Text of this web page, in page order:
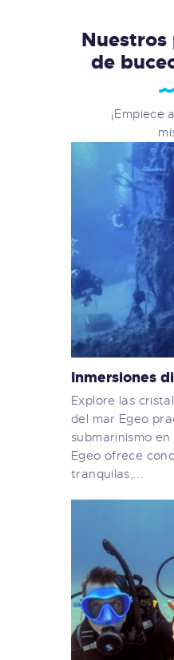
de
¡Empiece
Inmersiones
Explore las
del mar Egeo
submarinismo
Egeo ofrece
tranquilas,...